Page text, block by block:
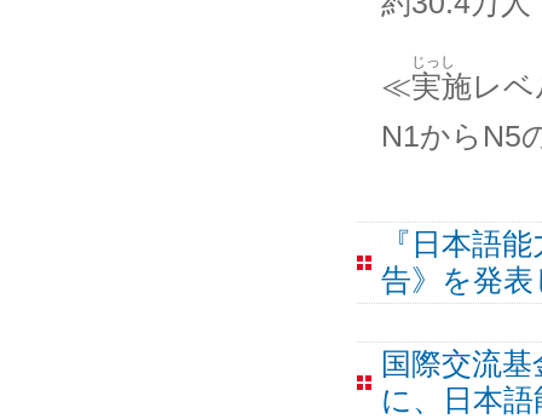
≪実施
じっし
レ
N1からN5
『日本語
告》を発
国際交流
に、日本